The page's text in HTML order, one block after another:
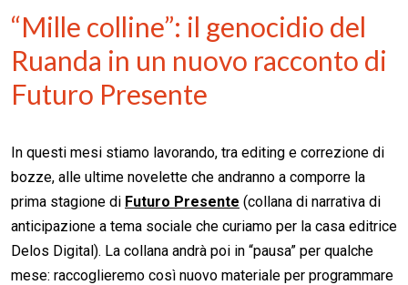
“Mille colline”: il genocidio del
Ruanda in un nuovo racconto di
Futuro Presente
In questi mesi stiamo lavorando, tra editing e correzione di
bozze, alle ultime novelette che andranno a comporre la
prima stagione di Futuro Presente (collana di narrativa di
anticipazione a tema sociale che curiamo per la casa editrice
Delos Digital). La collana andrà poi in “pausa” per qualche
mese: raccoglieremo così nuovo materiale per programmare